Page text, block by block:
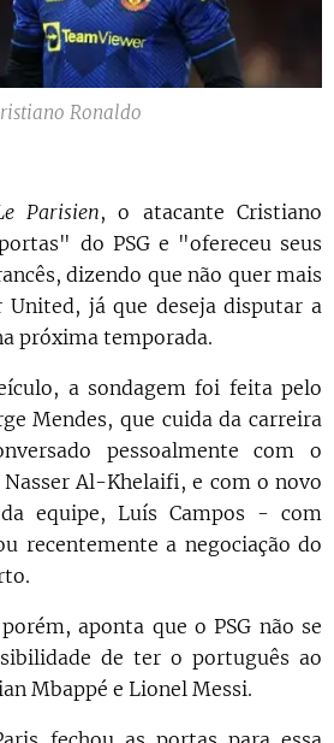
Ronaldo
Parisien, o atacante Cristiano
do PSG e "ofereceu seus
dizendo que não quer mais
United, já que deseja disputar a
próxima temporada.
a sondagem foi feita pelo
Mendes, que cuida da carreira
pessoalmente com o
Nasser Al-Khelaifi, e com o novo
equipe, Luís Campos - com
recentemente a negociação do
aponta que o PSG não se
de ter o português ao
Mbappé e Lionel Messi.